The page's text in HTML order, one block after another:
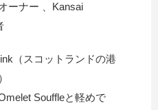
ーナー 、Kansai
（スコットランドの港
Souffleと軽めで